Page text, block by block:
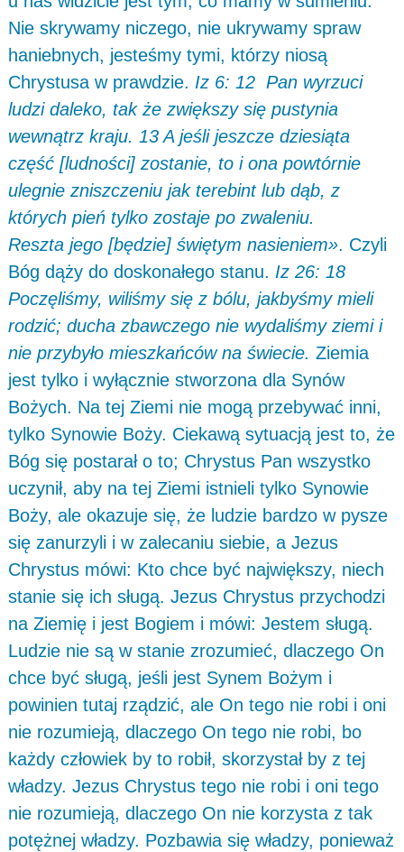
Nie skrywamy niczego, nie ukrywamy spraw
haniebnych, jesteśmy tymi, którzy niosą
Chrystusa w prawdzie. Iz 6: 12 Pan wyrzuci
ludzi daleko, tak że zwiększy się pustynia
wewnątrz kraju. 13 A jeśli jeszcze dziesiąta
część [ludności] zostanie, to i ona powtórnie
ulegnie zniszczeniu jak terebint lub dąb, z
których pień tylko zostaje po zwaleniu.
Reszta jego [będzie] świętym nasieniem». Czyli
Bóg dąży do doskonałego stanu. Iz 26: 18
Poczęliśmy, wiliśmy się z bólu, jakbyśmy mieli
rodzić; ducha zbawczego nie wydaliśmy ziemi i
nie przybyło mieszkańców na świecie. Ziemia
jest tylko i wyłącznie stworzona dla Synów
Bożych. Na tej Ziemi nie mogą przebywać inni,
tylko Synowie Boży. Ciekawą sytuacją jest to, że
Bóg się postarał o to; Chrystus Pan wszystko
uczynił, aby na tej Ziemi istnieli tylko Synowie
Boży, ale okazuje się, że ludzie bardzo w pysze
się zanurzyli i w zalecaniu siebie, a Jezus
Chrystus mówi: Kto chce być największy, niech
stanie się ich sługą. Jezus Chrystus przychodzi
na Ziemię i jest Bogiem i mówi: Jestem sługą.
Ludzie nie są w stanie zrozumieć, dlaczego On
chce być sługą, jeśli jest Synem Bożym i
powinien tutaj rządzić, ale On tego nie robi i oni
nie rozumieją, dlaczego On tego nie robi, bo
każdy człowiek by to robił, skorzystał by z tej
władzy. Jezus Chrystus tego nie robi i oni tego
nie rozumieją, dlaczego On nie korzysta z tak
potężnej władzy. Pozbawia się władzy, ponieważ